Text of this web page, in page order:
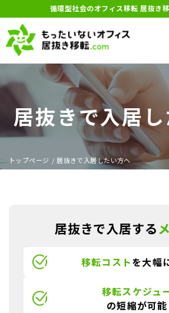
循環型社会のオフィス移転 居抜き
居抜きで入居
トップページ / 居抜きで入居したい方へ
居抜きで入居する
移転コストを大幅
移転スケジュ
の短縮が可能